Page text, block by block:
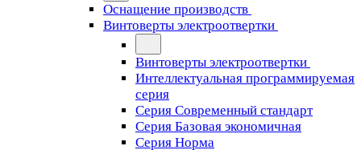
Оснащение производств
Винтоверты электроотвертки
Винтоверты электроотвертки
Интеллектуальная программируемая
серия
Серия Современный стандарт
Серия Базовая экономичная
Серия Норма